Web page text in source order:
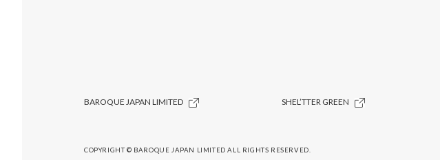
BAROQUE JAPAN LIMITED SHEL’TTER GREEN
COPYRIGHT © BAROQUE JAPAN LIMITED ALL RIGHTS RESERVED.